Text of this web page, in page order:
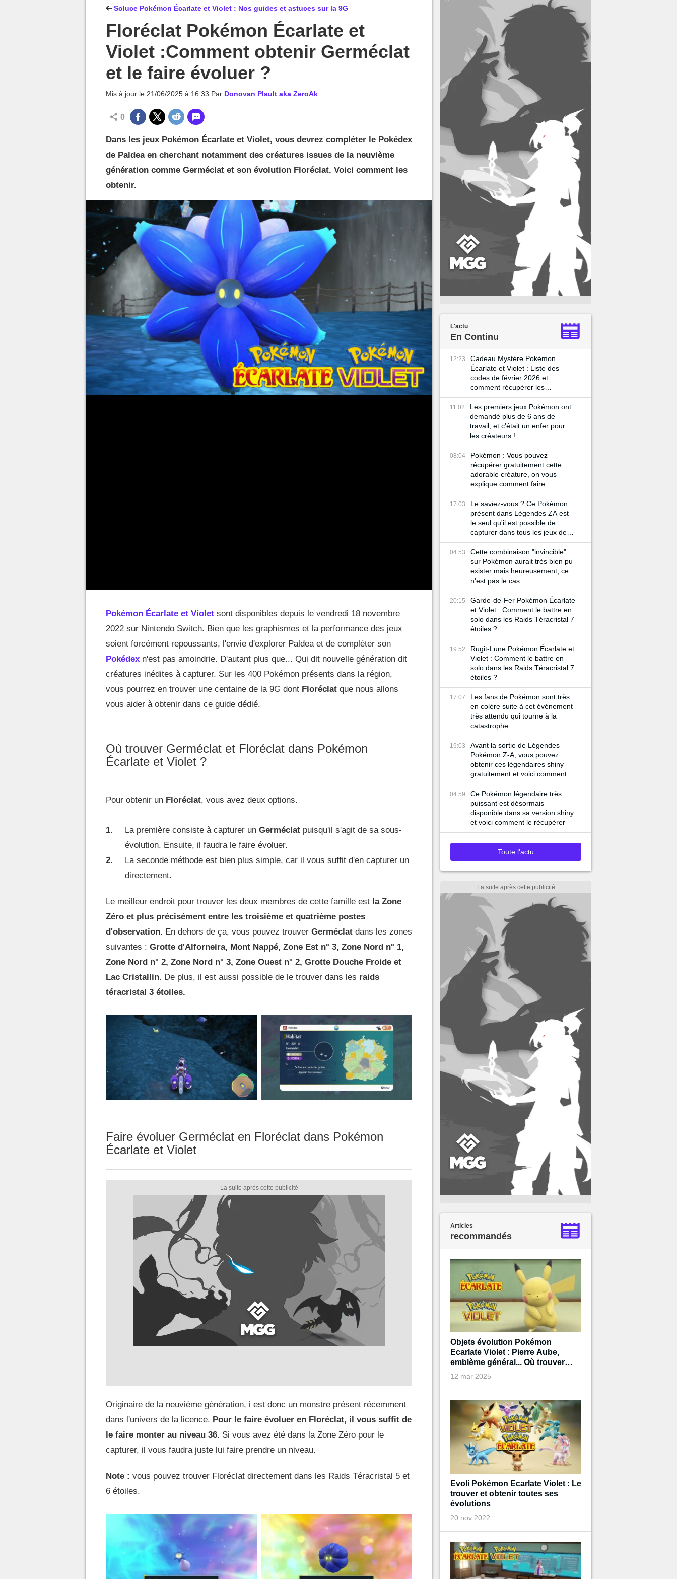
Soluce Pokémon Écarlate et Violet : Nos guides et astuces sur la 9G
Floréclat Pokémon Écarlate et
Violet :Comment obtenir Germéclat
et le faire évoluer ?
Mis à jour le 21/06/2025 à 16:33 Par Donovan Plault aka ZeroAk
0
Dans les jeux Pokémon Écarlate et Violet, vous devrez compléter le Pokédex
de Paldea en cherchant notamment des créatures issues de la neuvième
génération comme Germéclat et son évolution Floréclat. Voici comment les
obtenir.
Pokémon Écarlate et Violet sont disponibles depuis le vendredi 18 novembre
2022 sur Nintendo Switch. Bien que les graphismes et la performance des jeux
soient forcément repoussants, l'envie d'explorer Paldea et de compléter son
Pokédex n'est pas amoindrie. D'autant plus que... Qui dit nouvelle génération dit
créatures inédites à capturer. Sur les 400 Pokémon présents dans la région,
vous pourrez en trouver une centaine de la 9G dont Floréclat que nous allons
vous aider à obtenir dans ce guide dédié.
Où trouver Germéclat et Floréclat dans Pokémon
Écarlate et Violet ?
Pour obtenir un Floréclat, vous avez deux options.
La première consiste à capturer un Germéclat puisqu'il s'agit de sa sous-
évolution. Ensuite, il faudra le faire évoluer.
La seconde méthode est bien plus simple, car il vous suffit d'en capturer un
directement.
Le meilleur endroit pour trouver les deux membres de cette famille est la Zone
Zéro et plus précisément entre les troisième et quatrième postes
d'observation. En dehors de ça, vous pouvez trouver Germéclat dans les zones
suivantes : Grotte d'Alforneira, Mont Nappé, Zone Est n° 3, Zone Nord n° 1,
Zone Nord n° 2, Zone Nord n° 3, Zone Ouest n° 2, Grotte Douche Froide et
Lac Cristallin. De plus, il est aussi possible de le trouver dans les raids
téracristal 3 étoiles.
Faire évoluer Germéclat en Floréclat dans Pokémon
Écarlate et Violet
Originaire de la neuvième génération, i est donc un monstre présent récemment
dans l'univers de la licence. Pour le faire évoluer en Floréclat, il vous suffit de
le faire monter au niveau 36. Si vous avez été dans la Zone Zéro pour le
capturer, il vous faudra juste lui faire prendre un niveau.
Note : vous pouvez trouver Floréclat directement dans les Raids Téracristal 5 et
6 étoiles.
L'actu
En Continu
12:23
Cadeau Mystère Pokémon
Écarlate et Violet : Liste des
codes de février 2026 et
comment récupérer les
récompenses ?
11:02
Les premiers jeux Pokémon ont
demandé plus de 6 ans de
travail, et c'était un enfer pour
les créateurs !
08:04
Pokémon : Vous pouvez
récupérer gratuitement cette
adorable créature, on vous
explique comment faire
17:03
Le saviez-vous ? Ce Pokémon
présent dans Légendes ZA est
le seul qu'il est possible de
capturer dans tous les jeux de la
licence !
04:53
Cette combinaison "invincible"
sur Pokémon aurait très bien pu
exister mais heureusement, ce
n'est pas le cas
20:15
Garde-de-Fer Pokémon Écarlate
et Violet : Comment le battre en
solo dans les Raids Téracristal 7
étoiles ?
19:52
Rugit-Lune Pokémon Écarlate et
Violet : Comment le battre en
solo dans les Raids Téracristal 7
étoiles ?
17:07
Les fans de Pokémon sont très
en colère suite à cet événement
très attendu qui tourne à la
catastrophe
19:03
Avant la sortie de Légendes
Pokémon Z-A, vous pouvez
obtenir ces légendaires shiny
gratuitement et voici comment
faire
04:59
Ce Pokémon légendaire très
puissant est désormais
disponible dans sa version shiny
et voici comment le récupérer
Toute l'actu
Articles
recommandés
Objets évolution Pokémon
Ecarlate Violet : Pierre Aube,
emblème général... Où trouver
tous les objets pour faire évoluer
12 mar 2025
Evoli Pokémon Ecarlate Violet : Le
trouver et obtenir toutes ses
évolutions
20 nov 2022